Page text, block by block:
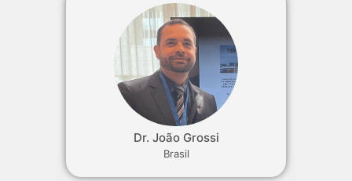
Dr. João Grossi
Brasil